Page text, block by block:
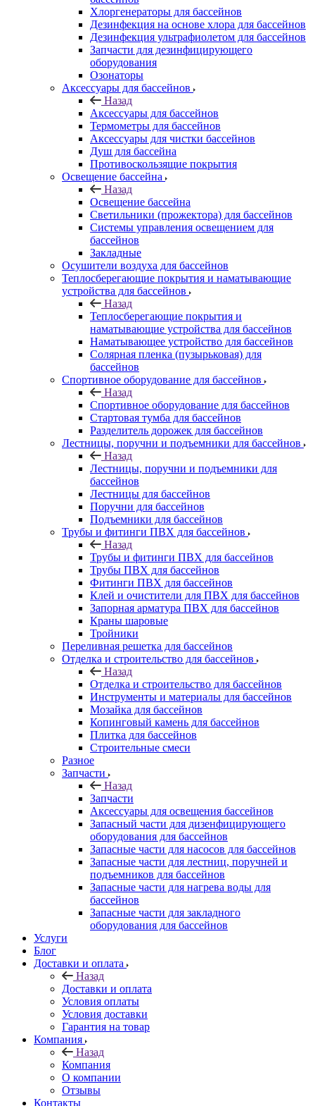
Хлоргенераторы для бассейнов
Дезинфекция на основе хлора для бассейнов
Дезинфекция ультрафиолетом для бассейнов
Запчасти для дезинфицирующего
оборудования
Озонаторы
Аксессуары для бассейнов
Назад
Аксессуары для бассейнов
Термометры для бассейнов
Аксессуары для чистки бассейнов
Душ для бассейна
Противоскользящие покрытия
Освещение бассейна
Назад
Освещение бассейна
Светильники (прожектора) для бассейнов
Системы управления освещением для
бассейнов
Закладные
Осушители воздуха для бассейнов
Теплосберегающие покрытия и наматывающие
устройства для бассейнов
Назад
Теплосберегающие покрытия и
наматывающие устройства для бассейнов
Наматывающее устройство для бассейнов
Солярная пленка (пузырьковая) для
бассейнов
Спортивное оборудование для бассейнов
Назад
Спортивное оборудование для бассейнов
Стартовая тумба для бассейнов
Разделитель дорожек для бассейнов
Лестницы, поручни и подъемники для бассейнов
Назад
Лестницы, поручни и подъемники для
бассейнов
Лестницы для бассейнов
Поручни для бассейнов
Подъемники для бассейнов
Трубы и фитинги ПВХ для бассейнов
Назад
Трубы и фитинги ПВХ для бассейнов
Трубы ПВХ для бассейнов
Фитинги ПВХ для бассейнов
Клей и очистители для ПВХ для бассейнов
Запорная арматура ПВХ для бассейнов
Краны шаровые
Тройники
Переливная решетка для бассейнов
Отделка и строительство для бассейнов
Назад
Отделка и строительство для бассейнов
Инструменты и материалы для бассейнов
Мозайка для бассейнов
Копинговый камень для бассейнов
Плитка для бассейнов
Строительные смеси
Разное
Запчасти
Назад
Запчасти
Аксессуары для освещения бассейнов
Запасный части для дизенфицирующего
оборудования для бассейнов
Запасные части для насосов для бассейнов
Запасные части для лестниц, поручней и
подъемников для бассейнов
Запасные части для нагрева воды для
бассейнов
Запасные части для закладного
оборудования для бассейнов
Услуги
Блог
Доставки и оплата
Назад
Доставки и оплата
Условия оплаты
Условия доставки
Гарантия на товар
Компания
Назад
Компания
О компании
Отзывы
Контакты